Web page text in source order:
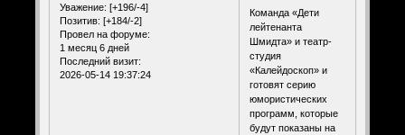
Уважение: [+196/-4]
Позитив: [+184/-2]
Провел на форуме:
1 месяц 6 дней
Последний визит:
2026-05-14 19:37:24
Команда «Дети
лейтенанта
Шмидта» и театр-
студия
«Калейдоскоп» и
готовят серию
юмористических
программ, которые
будут показаны на